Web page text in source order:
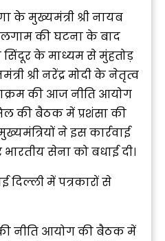
के मुख्यमंत्री श्री नायब
की घटना के बाद
के माध्यम से मुंहतोड़
श्री नरेंद्र मोदी के नेतृत्व
की आज नीति आयोग
की बैठक में प्रशंसा की
ने इस कार्रवाई
सेना को बधाई दी।
दिल्ली में पत्रकारों से
नीति आयोग की बैठक में